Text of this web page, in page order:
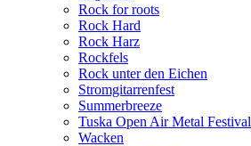
Rock for roots
Rock Hard
Rock Harz
Rockfels
Rock unter den Eichen
Stromgitarrenfest
Summerbreeze
Tuska Open Air Metal Festival
Wacken